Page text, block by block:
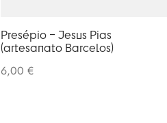
Presépio – Jesus Pias
(artesanato Barcelos)
6,00 €